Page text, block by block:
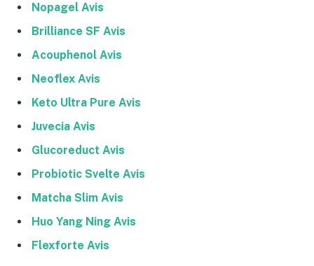
Nopagel Avis
Brilliance SF Avis
Acouphenol Avis
Neoflex Avis
Keto Ultra Pure Avis
Juvecia Avis
Glucoreduct Avis
Probiotic Svelte Avis
Matcha Slim Avis
Huo Yang Ning Avis
Flexforte Avis